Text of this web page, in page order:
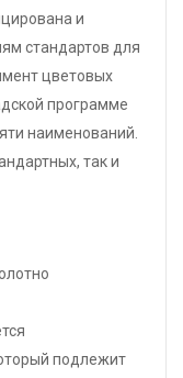
и
стандартов для
цветовых
программе
наименований.
так и
подлежит